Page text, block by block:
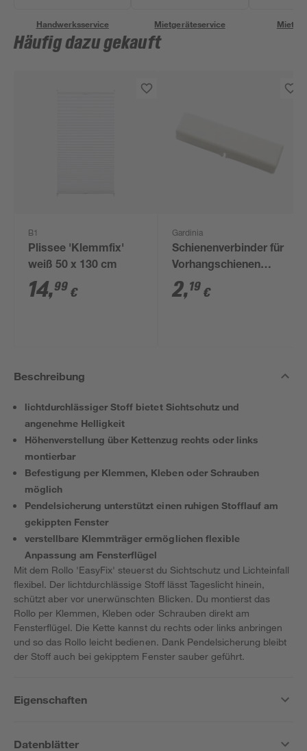
Handwerksservice Mietgeräteservice
Häufig dazu gekauft
B1
Plissee 'Klemmfix'
weiß 50 x 130 cm
14,99 €
Gardinia
Schienenverbinder für
Vorhangschienen
weiß
2,19 €
Beschreibung
lichtdurchlässiger Stoff bietet Sichtschutz und
angenehme Helligkeit
Höhenverstellung über Kettenzug rechts oder links
montierbar
Befestigung per Klemmen, Kleben oder Schrauben
möglich
Pendelsicherung unterstützt einen ruhigen Stofflauf am
gekippten Fenster
verstellbare Klemmträger ermöglichen flexible
Anpassung am Fensterflügel
Mit dem Rollo 'EasyFix' steuerst du Sichtschutz und Lichteinfall
flexibel. Der lichtdurchlässige Stoff lässt Tageslicht hinein,
schützt aber vor unerwünschten Blicken. Du montierst das
Rollo per Klemmen, Kleben oder Schrauben direkt am
Fensterflügel. Die Kette kannst du rechts oder links anbringen
und so das Rollo leicht bedienen. Dank Pendelsicherung bleibt
der Stoff auch bei gekipptem Fenster sauber geführt.
Eigenschaften
Datenblätter